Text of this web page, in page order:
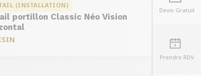
vos Options
(INSTALLATION)
portillon Classic Néo Vision
Devis Gratuit
Prendre RDV